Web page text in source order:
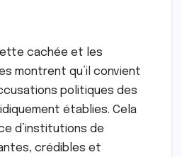
cachée et les
montrent qu’il convient
politiques des
établies. Cela
d’institutions de
crédibles et